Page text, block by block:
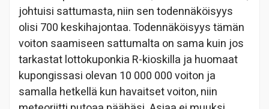
johtuisi sattumasta, niin sen todennäköisyys
olisi 700 keskihajontaa. Todennäköisyys tämän
voiton saamiseen sattumalta on sama kuin jos
tarkastat lottokuponkia R-kioskilla ja huomaat
kupongissasi olevan 10 000 000 voiton ja
samalla hetkellä kun havaitset voiton, niin